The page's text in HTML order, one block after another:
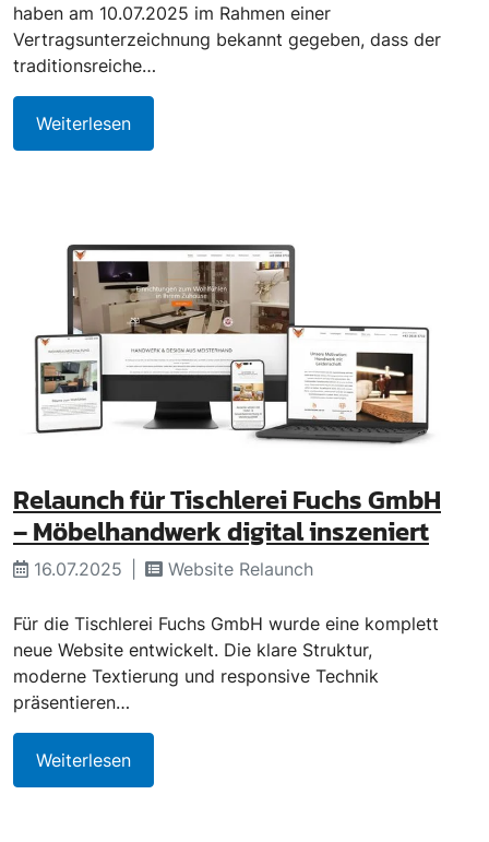
haben am 10.07.2025 im Rahmen einer
Vertragsunterzeichnung bekannt gegeben, dass der
traditionsreiche…
Weiterlesen
Relaunch für Tischlerei Fuchs GmbH
– Möbelhandwerk digital inszeniert
16.07.2025 Website Relaunch
Für die Tischlerei Fuchs GmbH wurde eine komplett
neue Website entwickelt. Die klare Struktur,
moderne Textierung und responsive Technik
präsentieren…
Weiterlesen